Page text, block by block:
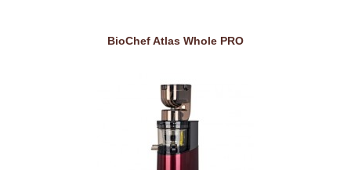
BioChef Atlas Whole PRO